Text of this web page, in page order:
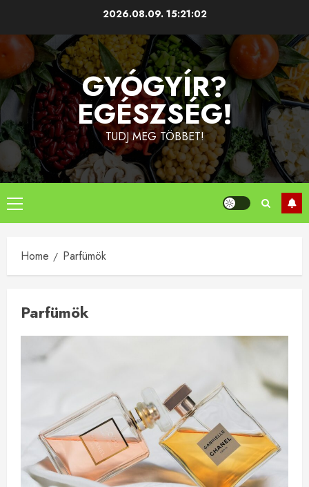
content
2026.08.09. 15:21:02
GYÓGYÍR?
EGÉSZSÉG!
TUDJ MEG TÖBBET!
Primary
Menu
Home Parfümök
Parfümök